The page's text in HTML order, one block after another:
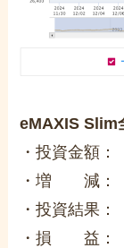
eMAXIS Slim
・投資金額
・増 減：
・投資結果
・損 益：